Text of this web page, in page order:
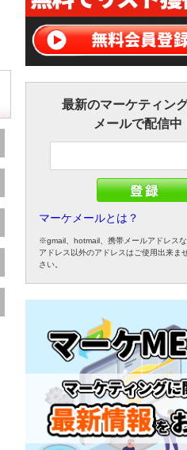
最新のマーケティン
メールで配信中
マーケメールとは？
※gmail、hotmail、携帯メールアドレス
アドレス以外のアドレスはご使用出来ま
さい。